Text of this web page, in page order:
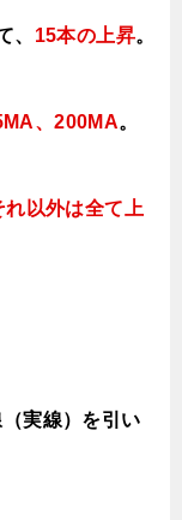
、 15本の上昇。
、200MA。
以外は全て上
実線）を引い